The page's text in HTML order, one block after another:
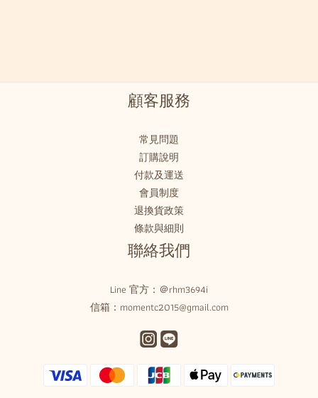
顧客服務
常見問題
訂購說明
付款及運送
會員制度
退換貨政策
條款與細則
聯絡我們
Line 官方： ＠rhm3694i
信箱：momentc2015@gmail.com